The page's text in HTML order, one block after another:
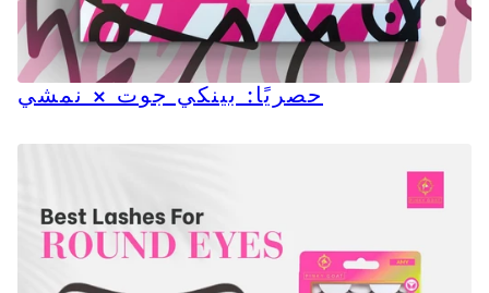
حصريًا: بينكي جوت × نمشي